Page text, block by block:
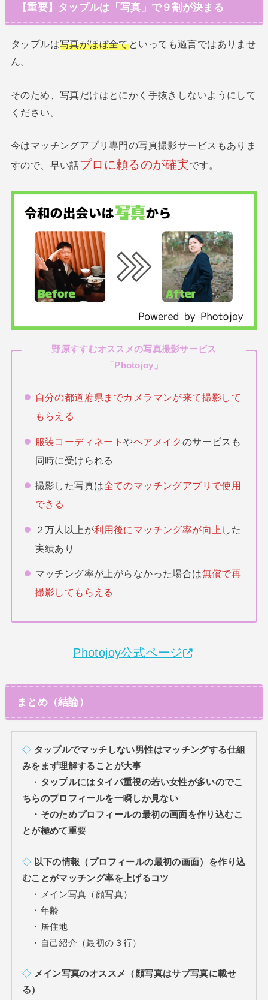
【重要】タップルは「写真」で９割が決まる
タップルは写真がほぼ全てといっても過言ではありませ
ん。
そのため、写真だけはとにかく手抜きしないようにして
ください。
今はマッチングアプリ専門の写真撮影サービスもありま
すので、早い話プロに頼るのが確実です。
野原すすむオススメの写真撮影サービス
「 Photojoy 」
自分の都道府県までカメラマンが来て撮影して
もらえる
服装コーディネートやヘアメイク のサービスも
同時に受けられる
撮影した写真は全てのマッチングアプリで使用
できる
２万人以上が利用後にマッチング率が向上 した
実績あり
マッチング率が上がらなかった場合は無償で再
撮影してもらえる
Photojoy公式ページ
まとめ（結論）
◇ タップルでマッチしない男性はマッチングする仕組
みをまず理解することが大事
・ タップルにはタイパ重視の若い女性が多いのでこ
ちらのプロフィールを一瞬しか見ない
・そのためプロフィールの最初の画面を作り込むこ
とが極めて重要
◇ 以下の情報（プロフィールの最初の画面）を作り込
むことがマッチング率を上げるコツ
・メイン写真（顔写真）
・年齢
・居住地
・自己紹介（最初の３行）
◇ メイン写真のオススメ（顔写真はサブ写真に載せ
る）